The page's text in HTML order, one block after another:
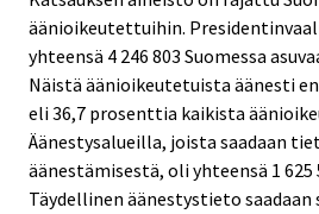
äänioikeutettuihin.
yhteensä 4 246 803 Suomessa
Näistä äänioikeutetuista äänesti
eli 36,7 prosenttia kaikista
Äänestysalueilla, joista saadaan
äänestämisestä, oli yhteensä 1
Täydellinen äänestystieto saadaan